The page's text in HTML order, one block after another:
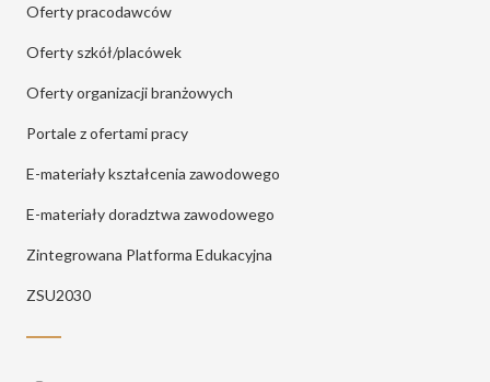
Oferty pracodawców
Oferty szkół/placówek
Oferty organizacji branżowych
Portale z ofertami pracy
E-materiały kształcenia zawodowego
E-materiały doradztwa zawodowego
Zintegrowana Platforma Edukacyjna
ZSU2030